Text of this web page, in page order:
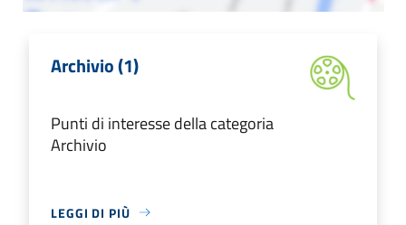
Archivio (1)
Punti di interesse della categoria
Archivio
LEGGI DI PIÙ